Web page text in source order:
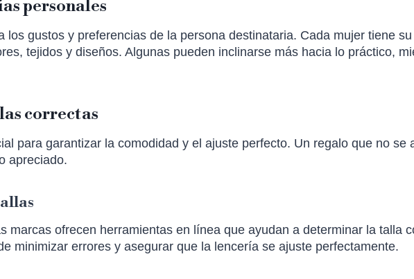
personales
los gustos y preferencias de la persona destinataria. Cada mujer tiene
tejidos y diseños. Algunas pueden inclinarse más hacia lo práctico,
correctas
para garantizar la comodidad y el ajuste perfecto. Un regalo que no se
apreciado.
marcas ofrecen herramientas en línea que ayudan a determinar la talla
minimizar errores y asegurar que la lencería se ajuste perfectamente.